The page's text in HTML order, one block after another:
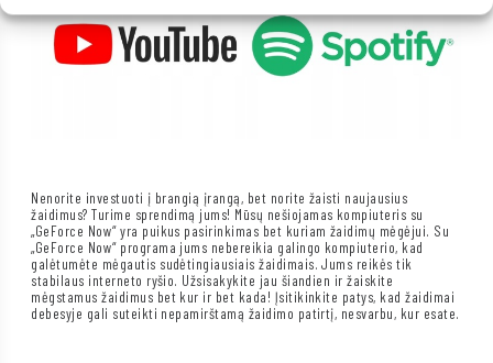
Nenorite investuoti į brangią įrangą, bet norite žaisti naujausius
žaidimus? Turime sprendimą jums! Mūsų nešiojamas kompiuteris su
„GeForce Now“ yra puikus pasirinkimas bet kuriam žaidimų mėgėjui. Su
„GeForce Now“ programa jums nebereikia galingo kompiuterio, kad
galėtumėte mėgautis sudėtingiausiais žaidimais. Jums reikės tik
stabilaus interneto ryšio. Užsisakykite jau šiandien ir žaiskite
mėgstamus žaidimus bet kur ir bet kada! Įsitikinkite patys, kad žaidimai
debesyje gali suteikti nepamirštamą žaidimo patirtį, nesvarbu, kur esate.